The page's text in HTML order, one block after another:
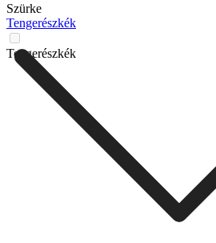
Szürke
Tengerészkék
Tengerészkék